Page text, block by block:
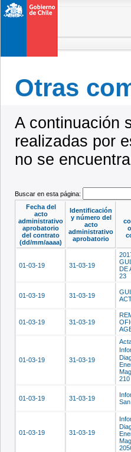
Otras
A continuación
realizadas por
no se
Buscar en esta página:
Fecha del
acto
administrativo
aprobatorio
del contrato
(dd/mm/aaaa)
Identificación
y número del
acto
administrativo
aprobatorio
01-03-19 31-03-19
DE
23
01-03-19 31-03-19
01-03-19 31-03-19
01-03-19 31-03-19
210
01-03-19 31-03-19
01-03-19 31-03-19